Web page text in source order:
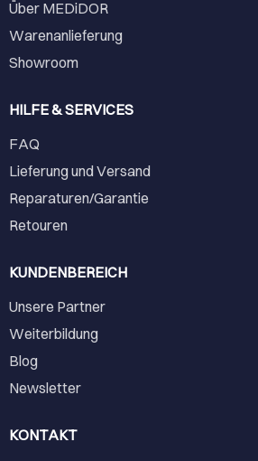
Über MEDiDOR
Warenanlieferung
Showroom
HILFE & SERVICES
FAQ
Lieferung und Versand
Reparaturen/Garantie
Retouren
KUNDENBEREICH
Unsere Partner
Weiterbildung
Blog
Newsletter
KONTAKT